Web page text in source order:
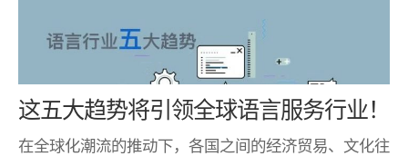
这五大趋势将引领全球语言服务行业！
在全球化潮流的推动下，各国之间的经济贸易、文化往